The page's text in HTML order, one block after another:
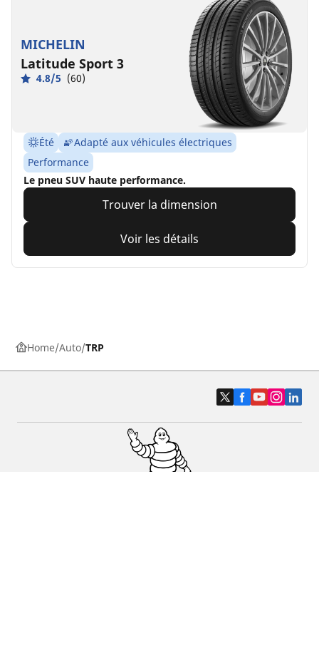
MICHELIN
Latitude Sport 3
4.8/5 (60)
Été
Adapté aux véhicules électriques
Performance
Le pneu SUV haute performance.
Trouver la dimension
Voir les détails
Home Auto TRP